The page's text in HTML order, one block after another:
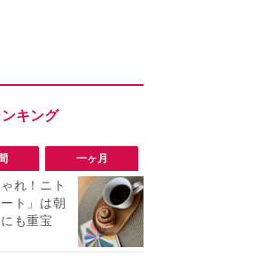
一ヶ月
れ！ニト
ト」は朝
も重宝